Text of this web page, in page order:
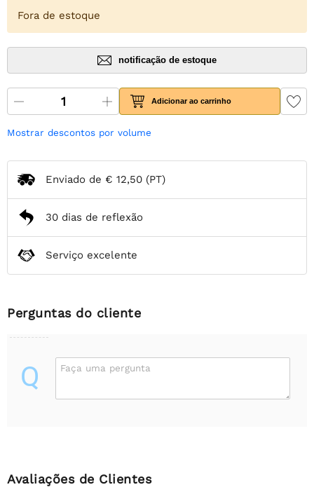
Fora de estoque
notificação de estoque
Adicionar ao carrinho
Mostrar descontos por volume
Enviado de € 12,50 (PT)
30 dias de reflexão
Serviço excelente
Perguntas do cliente
Q Faça uma pergunta
Avaliações de Clientes